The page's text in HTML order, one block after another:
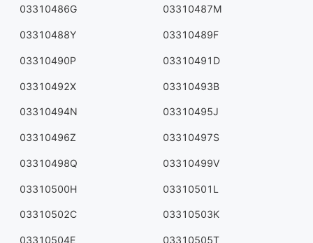
03310486G 03310487M
03310488Y 03310489F
03310490P 03310491D
03310492X 03310493B
03310494N 03310495J
03310496Z 03310497S
03310498Q 03310499V
03310500H 03310501L
03310502C 03310503K
03310504E 03310505T